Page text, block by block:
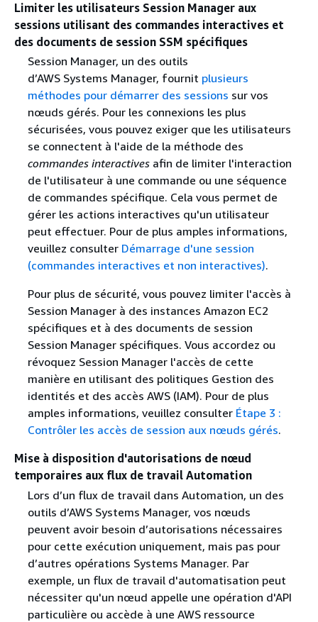
Limiter les utilisateurs Session Manager aux
sessions utilisant des commandes interactives et
des documents de session SSM spécifiques
Session Manager, un des outils
d’AWS Systems Manager, fournit plusieurs
méthodes pour démarrer des sessions sur vos
nœuds gérés. Pour les connexions les plus
sécurisées, vous pouvez exiger que les utilisateurs
se connectent à l'aide de la méthode des
commandes interactivesafin de limiter l'interaction
de l'utilisateur à une commande ou une séquence
de commandes spécifique. Cela vous permet de
gérer les actions interactives qu'un utilisateur
peut effectuer. Pour de plus amples informations,
veuillez consulter Démarrage d'une session
(commandes interactives et non interactives).
Pour plus de sécurité, vous pouvez limiter l'accès à
Session Manager à des instances Amazon EC2
spécifiques et à des documents de session
Session Manager spécifiques. Vous accordez ou
révoquez Session Manager l'accès de cette
manière en utilisant des politiques Gestion des
identités et des accès AWS (IAM). Pour de plus
amples informations, veuillez consulter Étape 3 :
Contrôler les accès de session aux nœuds gérés.
Mise à disposition d'autorisations de nœud
temporaires aux flux de travail Automation
Lors d’un flux de travail dans Automation, un des
outils d’AWS Systems Manager, vos nœuds
peuvent avoir besoin d’autorisations nécessaires
pour cette exécution uniquement, mais pas pour
d’autres opérations Systems Manager. Par
exemple, un flux de travail d'automatisation peut
nécessiter qu'un nœud appelle une opération d'API
particulière ou accède à une AWS ressource